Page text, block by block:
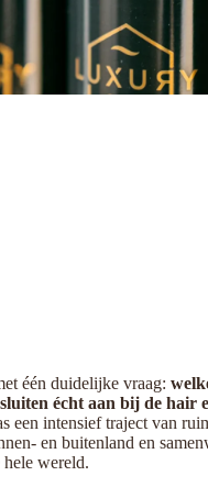
één duidelijke vraag:
écht aan bij de hair
een intensief traject van
en buitenland en
wereld.